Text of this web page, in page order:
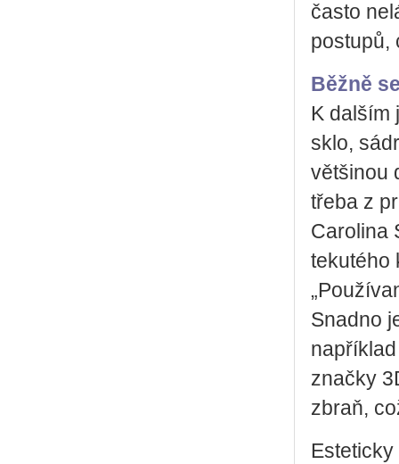
často
postupů,
Běžně
K dalším
sklo,
většinou
třeba z
Carolina
tekutého
Snadno
značky
zbraň,